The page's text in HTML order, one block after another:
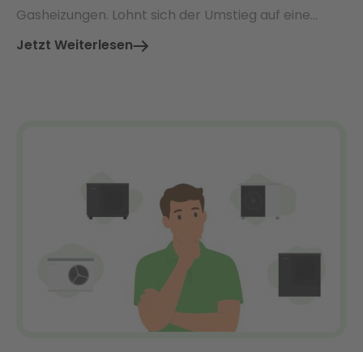
Gasheizungen. Lohnt sich der Umstieg auf eine
Wärmepumpe – und welche Vorteile bieten beide
Jetzt Weiterlesen